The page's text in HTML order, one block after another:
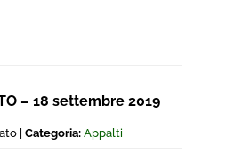
– 18 settembre 2019
| Categoria: Appalti